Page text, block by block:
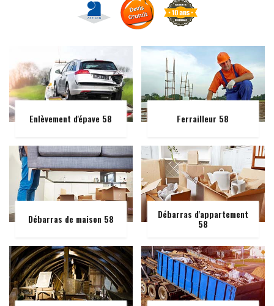
Enlèvement d'épave 58 Ferrailleur 58
Débarras de maison 58 Débarras d'appartement
58